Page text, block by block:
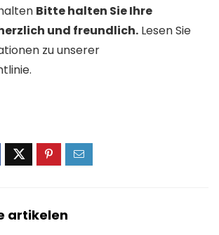
Bitte halten Sie Ihre
und freundlich. Lesen Sie
zu unserer
artikelen